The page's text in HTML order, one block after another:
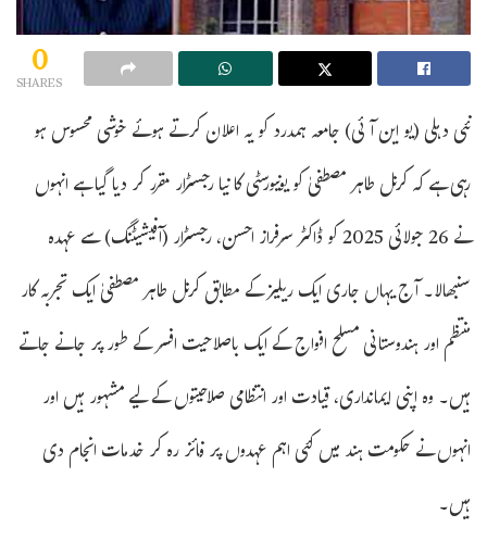
0
SHARES
نئی دہلی (یو این آئی) جامعہ ہمدرد کو یہ اعلان کرتے ہوئے خوشی محسوس ہو
رہی ہے کہ کرنل طاہر مصطفیٰ کو یونیورسٹی کا نیا رجسٹرار مقرر کر دیا گیا ہے انہوں
نے 26 جولائی 2025 کو ڈاکٹر سرفراز احسن، رجسٹرار (آفیشیٹنگ) سے عہدہ
سنبھالا۔ آج یہاں جاری ایک ریلیز کے مطابق کرنل طاہر مصطفیٰ ایک تجربہ کار
منتظم اور ہندوستانی مسلح افواج کے ایک باصلاحیت افسر کے طور پر جانے جاتے
ہیں۔ وہ اپنی ایمانداری، قیادت اور انتظامی صلاحیتوں کے لیے مشہور ہیں اور
انہوں نے حکومت ہند میں کئی اہم عہدوں پر فائز رہ کر خدمات انجام دی
ہیں۔